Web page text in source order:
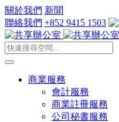
關於我們 新聞
聯絡我們 +852 9415 1503
商業服務
會計服務
商業註冊服務
公司秘書服務